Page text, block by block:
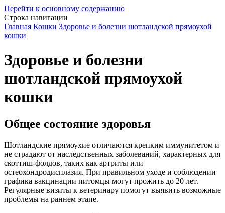
Перейти к основному содержанию
Строка навигации
Главная Кошки Здоровье и болезни шотландской прямоухой
кошки
Здоровье и болезни
шотландской прямоухой
кошки
Общее состояние здоровья
Шотландские прямоухие отличаются крепким иммунитетом и
не страдают от наследственных заболеваний, характерных для
скоттиш-фолдов, таких как артриты или
остеохондродисплазия. При правильном уходе и соблюдении
графика вакцинации питомцы могут прожить до 20 лет.
Регулярные визиты к ветеринару помогут выявить возможные
проблемы на раннем этапе.